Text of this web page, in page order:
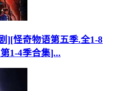
][怪奇物语第五季.全1-8
1-4季合集]...